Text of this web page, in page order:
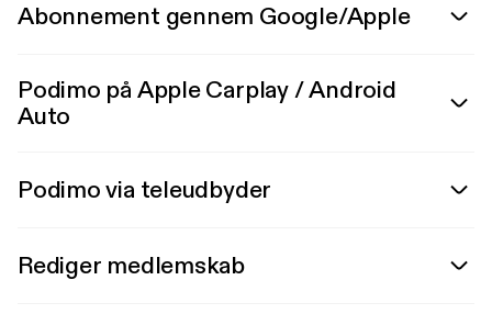
Abonnement gennem Google/Apple
Podimo på Apple Carplay / Android
Auto
Podimo via teleudbyder
Rediger medlemskab